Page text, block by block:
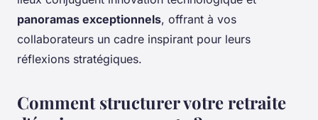
panoramas exceptionnels, offrant à vos
collaborateurs un cadre inspirant pour leurs
réflexions stratégiques.
Comment structurer votre retraite